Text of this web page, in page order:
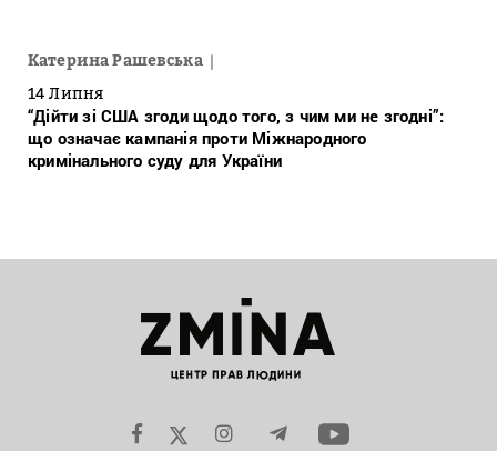
Катерина Рашевська
14 Липня
“Дійти зі США згоди щодо того, з чим ми не згодні”:
що означає кампанія проти Міжнародного
кримінального суду для України